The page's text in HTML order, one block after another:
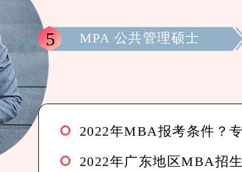
5 MPA 公共管理硕士
2022年MBA报考条件？
2022年广东地区MBA招